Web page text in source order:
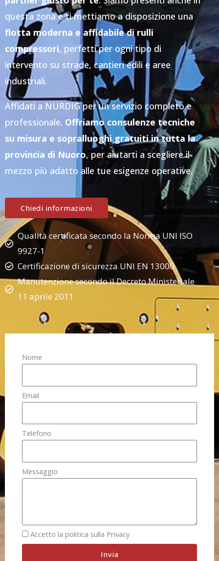
questa zona e ti mettiamo a disposizione una
flotta moderna e affidabile di rulli
compressori, perfetti per ogni tipo di
intervento su strade, cantieri edili e aree
industriali.
Affidati a NURDIG per un servizio completo e
professionale. Offriamo consulenze tecniche
su misura e sopralluoghi gratuiti in tutta la
provincia di Nuoro, per aiutarti a scegliere il
mezzo più adatto alle tue esigenze operative.
Chiedi informazioni
Qualità certificata secondo la Norma UNI ISO
9927-1
Certificazione di sicurezza UNI EN 13000
Manutenzione secondo il Decreto Ministeriale
11 aprile 2011
Nome
Email
Telefono
Messaggio
Accetto la politica sulla Privacy
Invia